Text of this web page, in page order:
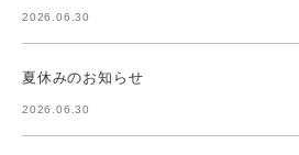
2026.06.30
夏休みのお知らせ
2026.06.30